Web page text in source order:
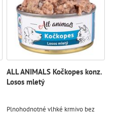
ALL ANIMALS Kočkopes konz.
Losos mletý
Plnohodnotné vlhké krmivo bez